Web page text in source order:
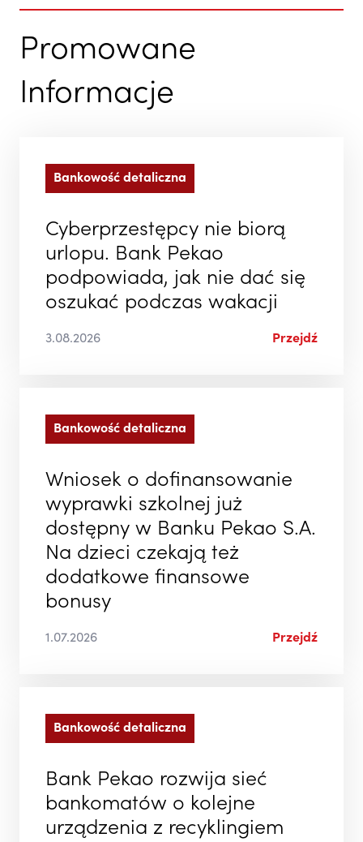
Promowane
Informacje
Bankowość detaliczna
Cyberprzestępcy nie biorą
urlopu. Bank Pekao
podpowiada, jak nie dać się
oszukać podczas wakacji
3.08.2026 Przejdź
Bankowość detaliczna
Wniosek o dofinansowanie
wyprawki szkolnej już
dostępny w Banku Pekao S.A.
Na dzieci czekają też
dodatkowe finansowe
bonusy
1.07.2026 Przejdź
Bankowość detaliczna
Bank Pekao rozwija sieć
bankomatów o kolejne
urządzenia z recyklingiem